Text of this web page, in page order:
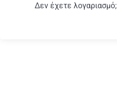
Δεν έχετε λογαριασμό;